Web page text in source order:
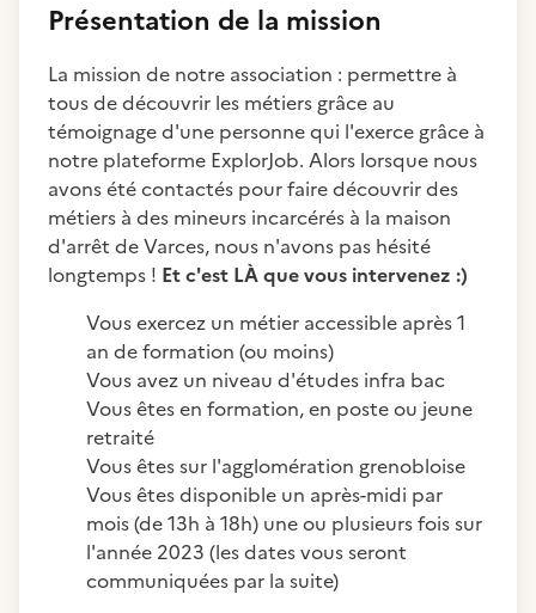
Présentation de la mission
La mission de notre association : permettre à
tous de découvrir les métiers grâce au
témoignage d'une personne qui l'exerce grâce à
notre plateforme ExplorJob. Alors lorsque nous
avons été contactés pour faire découvrir des
métiers à des mineurs incarcérés à la maison
d'arrêt de Varces, nous n'avons pas hésité
longtemps ! Et c'est LÀ que vous intervenez :)
Vous exercez un métier accessible après 1
an de formation (ou moins)
Vous avez un niveau d'études infra bac
Vous êtes en formation, en poste ou jeune
retraité
Vous êtes sur l'agglomération grenobloise
Vous êtes disponible un après-midi par
mois (de 13h à 18h) une ou plusieurs fois sur
l'année 2023 (les dates vous seront
communiquées par la suite)